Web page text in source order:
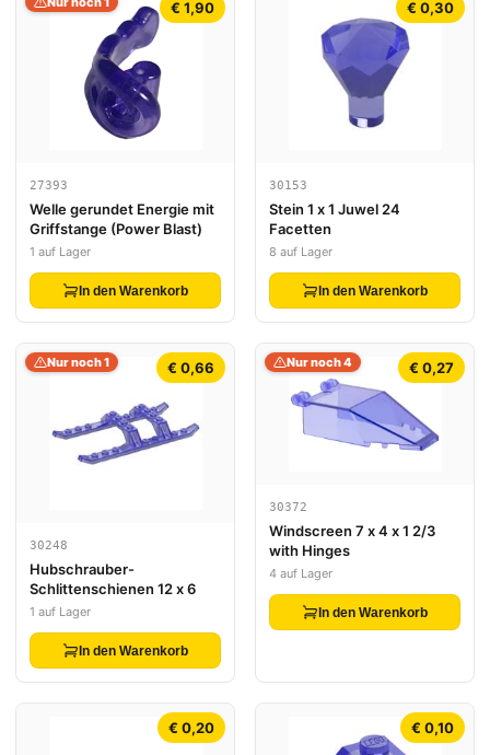
€ 1,90
27393
Welle gerundet Energie mit
Griffstange (Power Blast)
1 auf Lager
In den Warenkorb
€ 0,30
30153
Stein 1 x 1 Juwel 24
Facetten
8 auf Lager
In den Warenkorb
€ 0,66
Nur noch 1
30248
Hubschrauber-
Schlittenschienen 12 x 6
1 auf Lager
In den Warenkorb
€ 0,27
Nur noch 4
30372
Windscreen 7 x 4 x 1 2/3
with Hinges
4 auf Lager
In den Warenkorb
€ 0,20 € 0,10